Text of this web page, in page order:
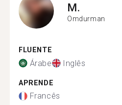
M.
Omdurman
FLUENTE
Árabe Inglês
APRENDE
Francês